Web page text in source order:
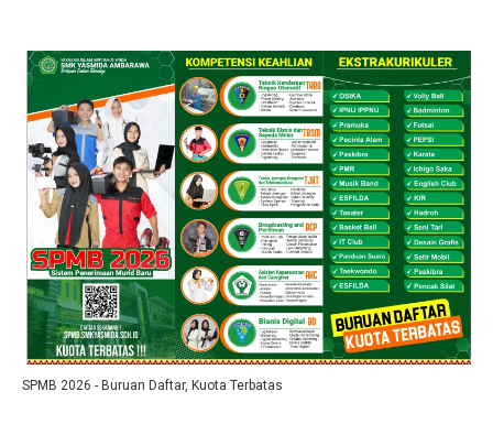
SPMB 2026 - Buruan Daftar, Kuota Terbatas